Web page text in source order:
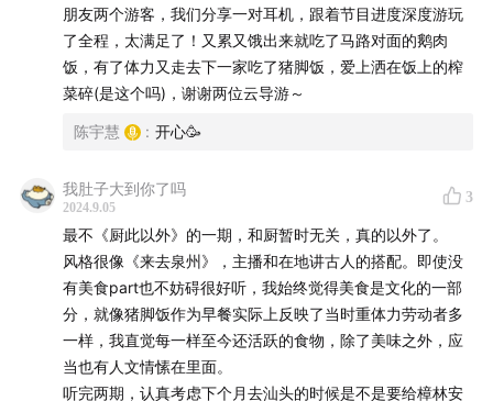
3. 从港口走入新兴街
朋友两个游客，我们分享一对耳机，跟着节目进度深度游玩
了全程，太满足了！又累又饿出来就吃了马路对面的鹅肉
饭，有了体力又走去下一家吃了猪脚饭，爱上洒在饭上的榨
菜碎(是这个吗)，谢谢两位云导游～
陈宇慧 : 开心🥳
我肚子大到你了吗
2024.9.05
3
最不《厨此以外》的一期，和厨暂时无关，真的以外了。
风格很像《来去泉州》，主播和在地讲古人的搭配。即使没
有美食part也不妨碍很好听，我始终觉得美食是文化的一部
分，就像猪脚饭作为早餐实际上反映了当时重体力劳动者多
一样，我直觉每一样至今还活跃的食物，除了美味之外，应
当也有人文情愫在里面。
听完两期，认真考虑下个月去汕头的时候是不是要给樟林安